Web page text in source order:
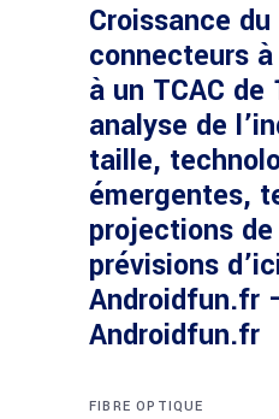
Croissance
connecteurs
à un TCAC de
analyse de
taille,
émergentes,
projections
prévisions
Androidfun.fr
Androidfun.fr
FIBRE OPTIQUE